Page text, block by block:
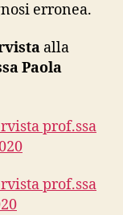
erronea.
alla
Paola
prof.ssa
prof.ssa